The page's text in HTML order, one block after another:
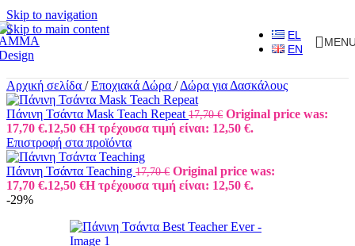
Skip to navigation
Skip to main content
EL
EN
Αρχική σελίδα / Εποχιακά Δώρα / Δώρα για Δασκάλους
Πάνινη Τσάντα Mask Teach Repeat 17,70€ Original price was:
17,70 €.12,50 €Η τρέχουσα τιμή είναι: 12,50 €.
Επιστροφή στα προϊόντα
Πάνινη Τσάντα Teaching 17,70€ Original price was:
17,70 €.12,50 €Η τρέχουσα τιμή είναι: 12,50 €.
-29%